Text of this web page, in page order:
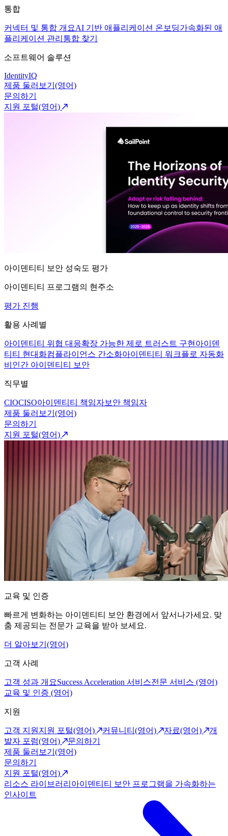
통합
커넥터 및 통합 개요AI 기반 애플리케이션 온보딩가속화된 애
플리케이션 관리 통합 찾기
소프트웨어 솔루션
IdentityIQ
제품 둘러보기(영어)
문의하기
지원 포털(영어)
아이덴티티 보안 성숙도 평가
아이덴티티 프로그램의 현주소
평가 진행
활용 사례별
아이덴티티 위협 대응확장 가능한 제로 트러스트 구현 아이덴
티티 현대화컴플라이언스 간소화아이덴티티 워크플로 자동화
비인간 아이덴티티 보안
직무별
CIOCISO아이덴티티 책임자보안 책임자
제품 둘러보기(영어)
문의하기
지원 포털(영어)
교육 및 인증
빠르게 변화하는 아이덴티티 보안 환경에서 앞서나가세요. 맞
춤 제공되는 전문가 교육을 받아 보세요.
더 알아보기(영어)
고객 사례
고객 성과 개요Success Acceleration 서비스전문 서비스 (영어)
교육 및 인증 (영어)
지원
고객 지원 지원 포털(영어) 커뮤니티(영어) 자료(영어)
개
발자 포럼(영어)
문의하기
제품 둘러보기(영어)
문의하기
지원 포털(영어)
리소스 라이브러리 아이덴티티 보안 프로그램을 가속화하는
인사이트